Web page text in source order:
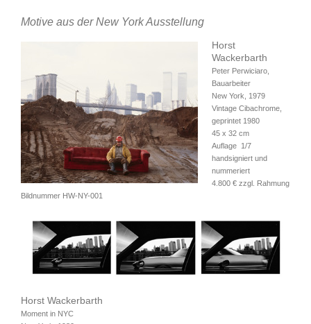
Motive aus der New York Ausstellung
Horst
Wackerbarth
Peter Perwiciaro,
Bauarbeiter
New York, 1979
Vintage Cibachrome,
geprintet 1980
45 x 32 cm
Auflage 1/7
handsigniert und
nummeriert
4.800 € zzgl. Rahmung
Bildnummer HW-NY-001
Horst Wackerbarth
Moment in NYC